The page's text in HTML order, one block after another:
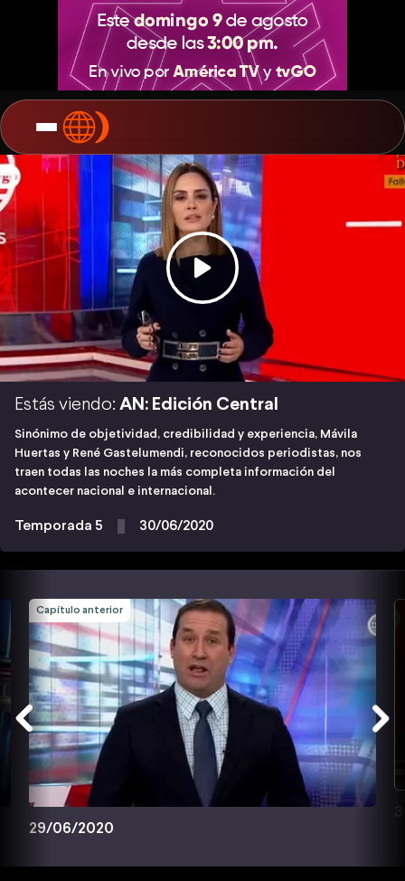
Estás viendo: AN: Edición Central
Sinónimo de objetividad, credibilidad y experiencia, Mávila
Huertas y René Gastelumendi, reconocidos periodistas, nos
traen todas las noches la más completa información del
acontecer nacional e internacional.
Temporada 5 30/06/2020
Capítulo anterior
29/06/2020